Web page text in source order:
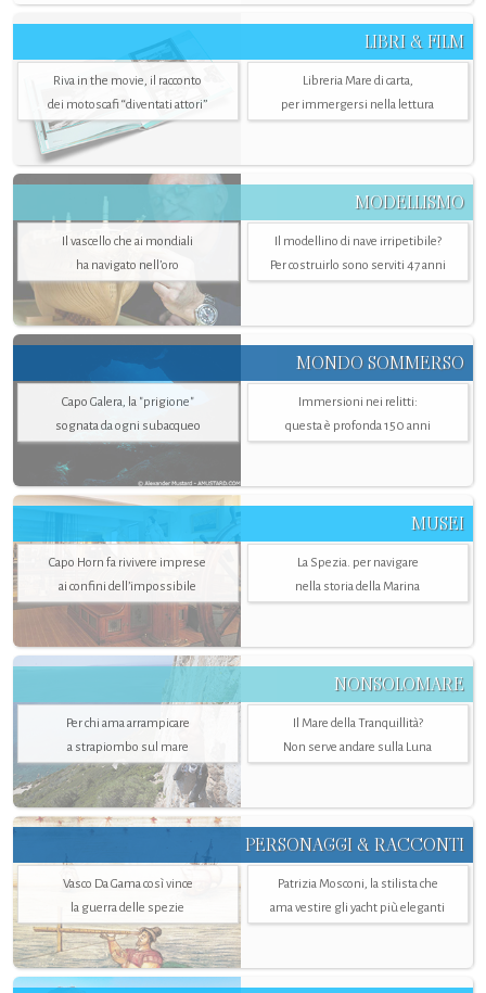
LIBRI & FILM
Riva in the movie, il racconto
dei motoscafi “diventati attori”
Libreria Mare di carta,
per immergersi nella lettura
MODELLISMO
Il vascello che ai mondiali
ha navigato nell’oro
Il modellino di nave irripetibile?
Per costruirlo sono serviti 47 anni
MONDO SOMMERSO
Capo Galera, la "prigione"
sognata da ogni subacqueo
Immersioni nei relitti:
questa è profonda 150 anni
MUSEI
Capo Horn fa rivivere imprese
ai confini dell’impossibile
La Spezia. per navigare
nella storia della Marina
NONSOLOMARE
Per chi ama arrampicare
a strapiombo sul mare
Il Mare della Tranquillità?
Non serve andare sulla Luna
PERSONAGGI & RACCONTI
Vasco Da Gama così vince
la guerra delle spezie
Patrizia Mosconi, la stilista che
ama vestire gli yacht più eleganti